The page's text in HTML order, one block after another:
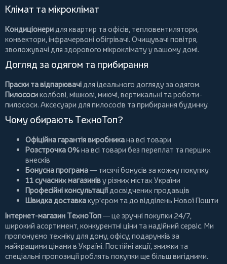
Клімат та мікроклімат
Кондиціонеридля квартир та офісів, тепловентилятори,
конвектори,інфрачервоні обігрівачі. Очищувачі повітря,
зволожувачі для здорового мікроклімату у вашому домі.
Догляд за одягом та прибирання
Праски та відпарювачідля ідеального догляду за одягом.
Пилососиколбові,мішкові,миючі,вертикальні тароботи-
пилососи. Аксесуари для пилососів та прибирання будинку.
Чому обирають ТехноТоп?
Офіційна гарантія виробникана всі товари
Розстрочка 0%на всі товари без переплат та перших
внесків
Бонусна програма— тисячі бонусів за кожну покупку
11 сучасних магазиніву різних містах України
Професійні консультаціїдосвідчених продавців
Швидка доставкакур'єром та до відділень Нової Пошти
Інтернет-магазин ТехноТоп— це зручні покупки 24/7,
широкий асортимент, конкурентні ціни та надійний сервіс. Ми
пропонуємо техніку для дому, офісу, подарунків за
найкращими цінами в Україні. Постійні акції, знижки та
спеціальні пропозиції роблять покупки ще більш вигідними.